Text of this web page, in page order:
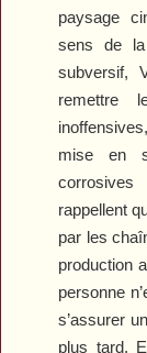
paysage
sens de
subversif,
remettre
mise en
rappellent
par les
production
personne
s’assurer
plus tard.